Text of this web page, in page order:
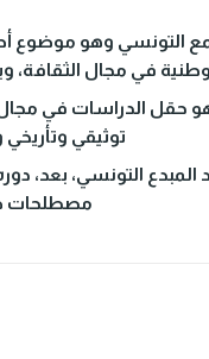
التونسي وهو موضوع
في مجال
حقل الدراسات في
توثيقي
التونسي، بعد،
مصطلحات